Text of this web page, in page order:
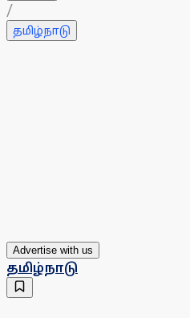
/
தமிழ்நாடு
Advertise with us
தமிழ்நாடு